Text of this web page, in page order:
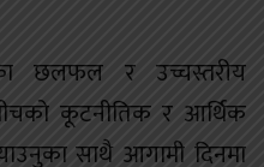
छलफल र उच्चस्तरीय
कूटनीतिक र आर्थिक
साथै आगामी दिनमा